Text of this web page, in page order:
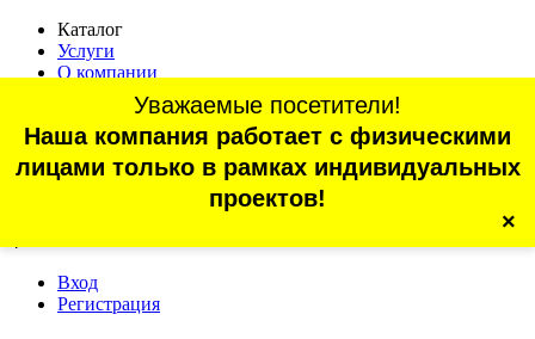
Каталог
Услуги
О компании
Статьи
Контакты
Отзывы
г. Санкт-Петербург, проспект Обуховской Обороны, 70, корп.
Вход
Регистрация
Уважаемые посетители!
Наша компания работает с физическими
лицами только в рамках индивидуальных
проектов!
×